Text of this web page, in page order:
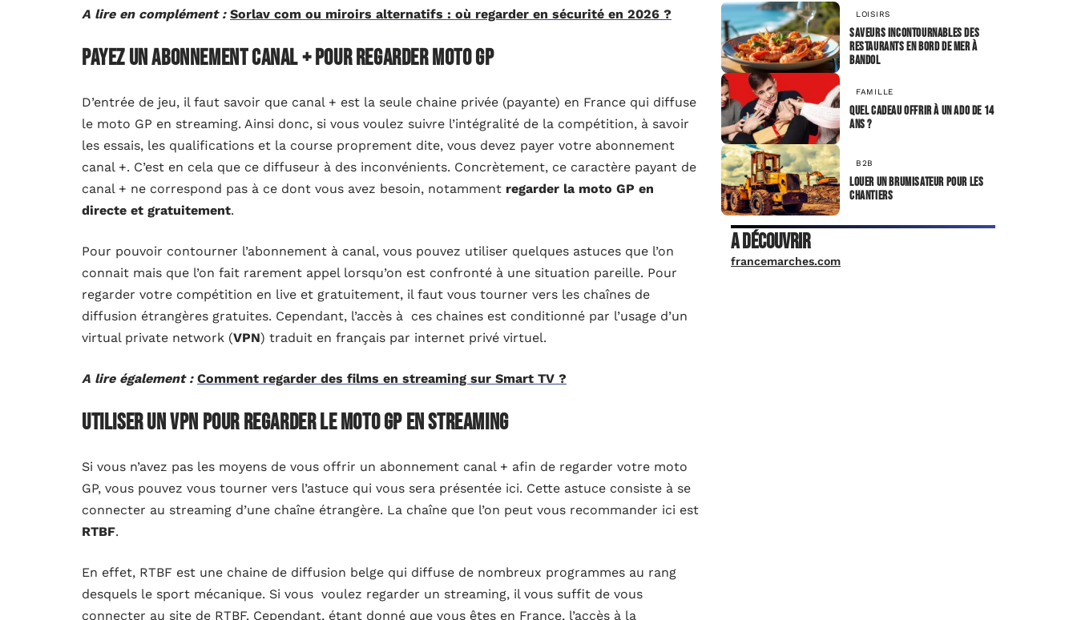
A lire en complément : Sorlav com ou miroirs alternatifs : où regarder en sécurité en 2026 ?
Payez un abonnement canal + pour regarder moto GP
D’entrée de jeu, il faut savoir que canal + est la seule chaine privée (payante) en France qui diffuse
le moto GP en streaming. Ainsi donc, si vous voulez suivre l’intégralité de la compétition, à savoir
les essais, les qualifications et la course proprement dite, vous devez payer votre abonnement
canal +. C’est en cela que ce diffuseur à des inconvénients. Concrètement, ce caractère payant de
canal + ne correspond pas à ce dont vous avez besoin, notamment regarder la moto GP en
directe et gratuitement.
Pour pouvoir contourner l’abonnement à canal, vous pouvez utiliser quelques astuces que l’on
connait mais que l’on fait rarement appel lorsqu’on est confronté à une situation pareille. Pour
regarder votre compétition en live et gratuitement, il faut vous tourner vers les chaînes de
diffusion étrangères gratuites. Cependant, l’accès à ces chaines est conditionné par l’usage d’un
virtual private network (VPN) traduit en français par internet privé virtuel.
A lire également : Comment regarder des films en streaming sur Smart TV ?
Utiliser un VPN pour regarder le moto GP en streaming
Si vous n’avez pas les moyens de vous offrir un abonnement canal + afin de regarder votre moto
GP, vous pouvez vous tourner vers l’astuce qui vous sera présentée ici. Cette astuce consiste à se
connecter au streaming d’une chaîne étrangère. La chaîne que l’on peut vous recommander ici est
RTBF.
En effet, RTBF est une chaine de diffusion belge qui diffuse de nombreux programmes au rang
desquels le sport mécanique. Si vous voulez regarder un streaming, il vous suffit de vous
connecter au site de RTBF. Cependant, étant donné que vous êtes en France, l’accès à la
LOISIRS
Saveurs incontournables des
restaurants en bord de mer à
Bandol
FAMILLE
Quel cadeau offrir à un ado de 14
ans ?
B2B
Louer un brumisateur pour les
chantiers
A découvrir
francemarches.com